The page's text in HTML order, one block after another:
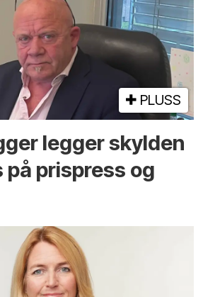
PLUSS
legger skylden
på prispress og